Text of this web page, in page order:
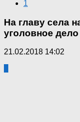
1
На главу села
уголовное дело
21.02.2018 14:02